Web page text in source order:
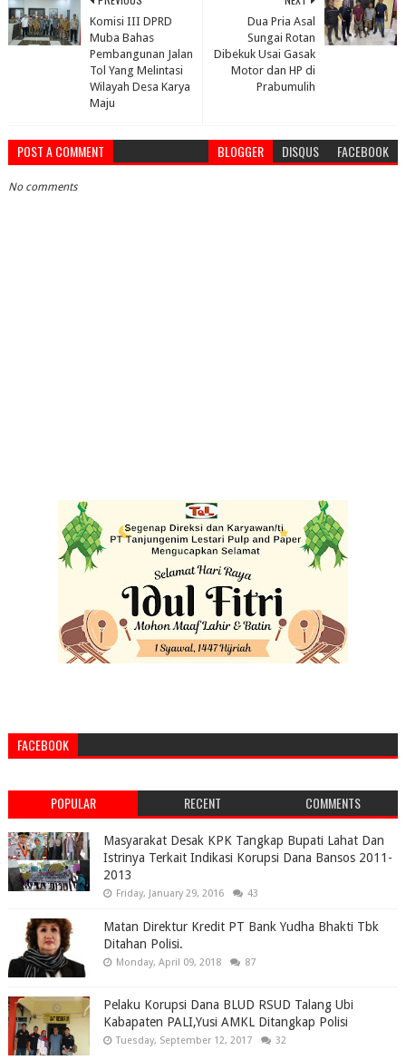
Dua Pria Asal
Sungai Rotan
Dibekuk Usai Gasak
Motor dan HP di
Prabumulih
Komisi III DPRD
Muba Bahas
Pembangunan Jalan
Tol Yang Melintasi
Wilayah Desa Karya
Maju
POST A COMMENT BLOGGER DISQUS FACEBOOK
No comments
FACEBOOK
POPULAR RECENT COMMENTS
Masyarakat Desak KPK Tangkap Bupati Lahat Dan
Istrinya Terkait Indikasi Korupsi Dana Bansos 2011-
2013
Friday, January 29, 2016 43
Matan Direktur Kredit PT Bank Yudha Bhakti Tbk
Ditahan Polisi.
Monday, April 09, 2018 87
Pelaku Korupsi Dana BLUD RSUD Talang Ubi
Kabapaten PALI,Yusi AMKL Ditangkap Polisi
Tuesday, September 12, 2017 32